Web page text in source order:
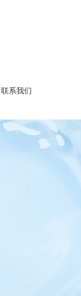
联系我们